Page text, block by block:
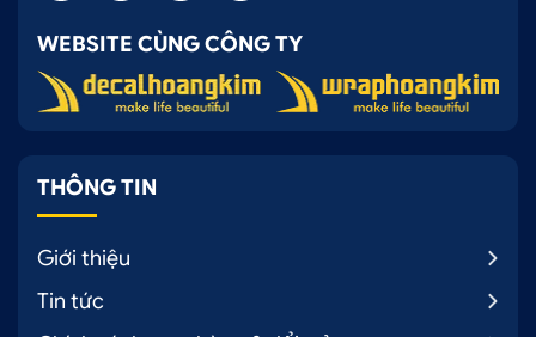
WEBSITE CÙNG CÔNG TY
THÔNG TIN
Giới thiệu
Tin tức